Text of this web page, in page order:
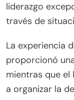
liderazgo
través de
La experiencia
proporcionó
mientras que el
a organizar la